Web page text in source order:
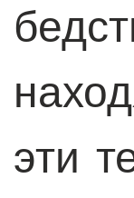
эти